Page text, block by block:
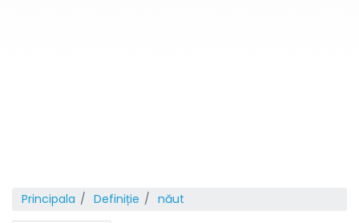
Principala Definiție năut